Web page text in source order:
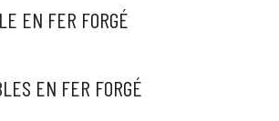
EN FER FORGÉ
EN FER FORGÉ